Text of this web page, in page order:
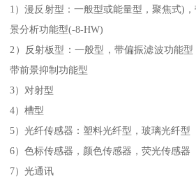
1）漫反射型：一般型或能量型，聚焦式)
景分析功能型(-8-HW)
2）反射板型：一般型，带偏振滤波功能型
带前景抑制功能型
3）对射型
4）槽型
5）光纤传感器：塑料光纤型，玻璃光纤型
6）色标传感器，颜色传感器，荧光传感器
7）光通讯